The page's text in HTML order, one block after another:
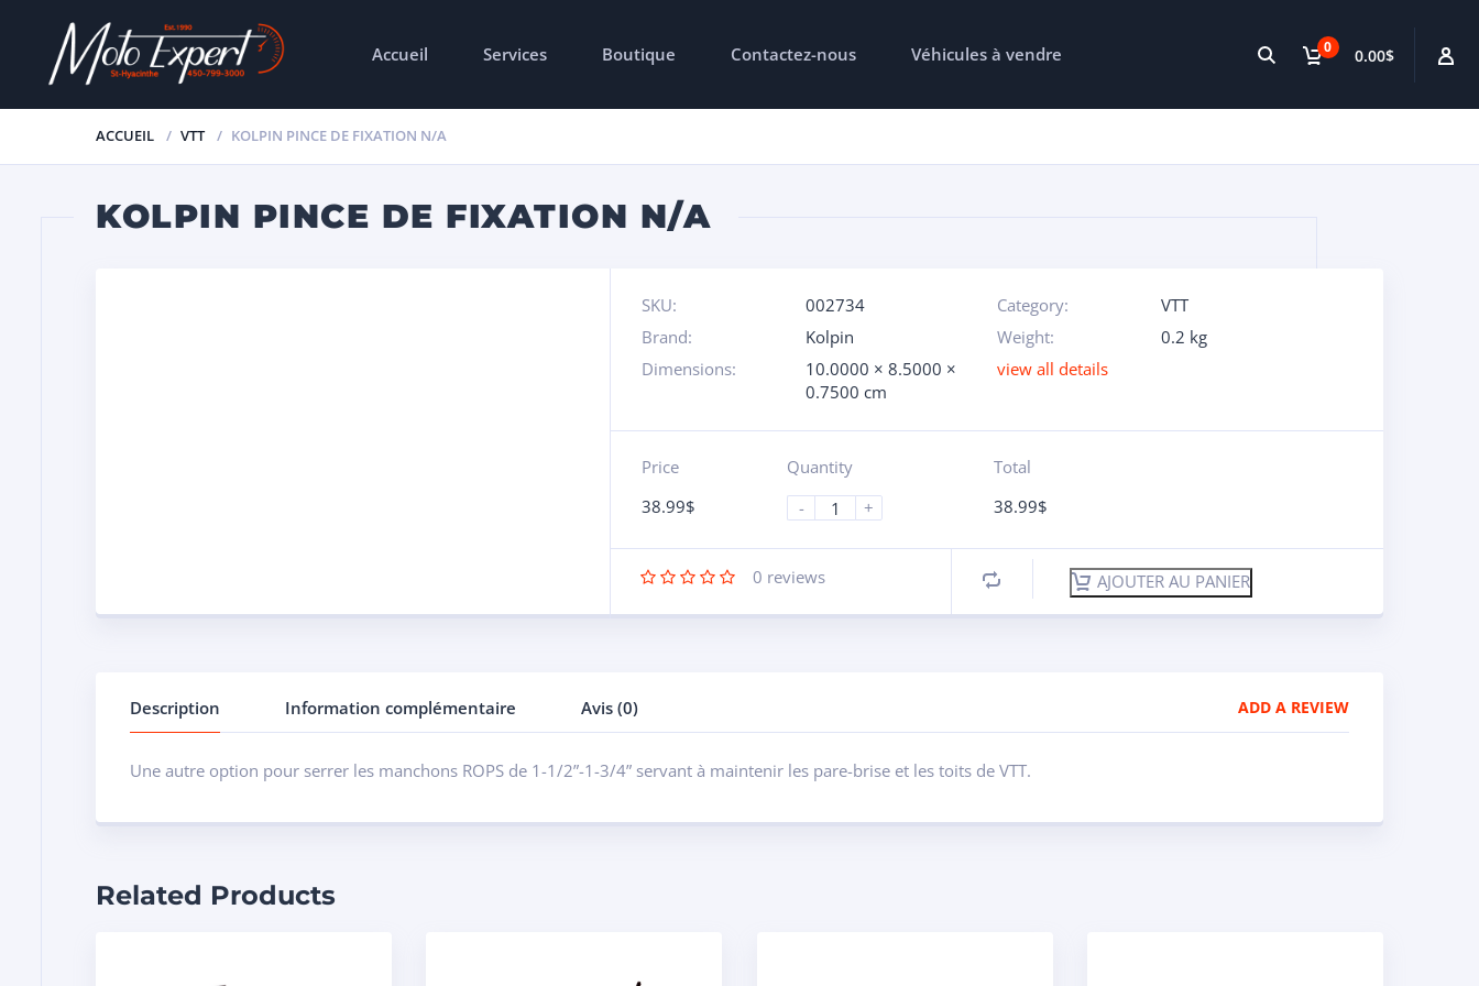
0 0.00$
Accueil Services Boutique Contactez-nous Véhicules à vendre
ACCUEIL VTT KOLPIN PINCE DE FIXATION N/A
KOLPIN PINCE DE FIXATION N/A
SKU: 002734 Category:
VTT
Brand:
Kolpin Weight:
0.2 kg
Dimensions:
10.0000 × 8.5000 ×
0.7500 cm
view all details
Price
38.99$
Quantity
-
+
Total
38.99$
0 reviews AJOUTER AU PANIER
Description Information complémentaire Avis (0) ADD A REVIEW
Une autre option pour serrer les manchons ROPS de 1-1/2”-1-3/4” servant à maintenir les pare-brise et les toits de VTT.
Related Products